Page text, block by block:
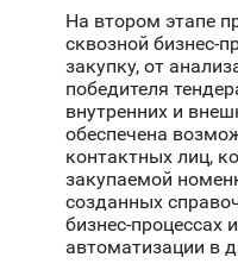
На втором этапе
сквозной бизнес-
закупку, от
победителя
внутренних и
обеспечена
контактных лиц,
закупаемой
созданных
бизнес-процессах
автоматизации в